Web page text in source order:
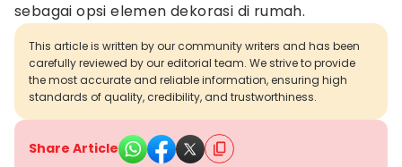
sebagai opsi elemen dekorasi di rumah.
This article is written by our community writers and has been
carefully reviewed by our editorial team. We strive to provide
the most accurate and reliable information, ensuring high
standards of quality, credibility, and trustworthiness.
Share Article